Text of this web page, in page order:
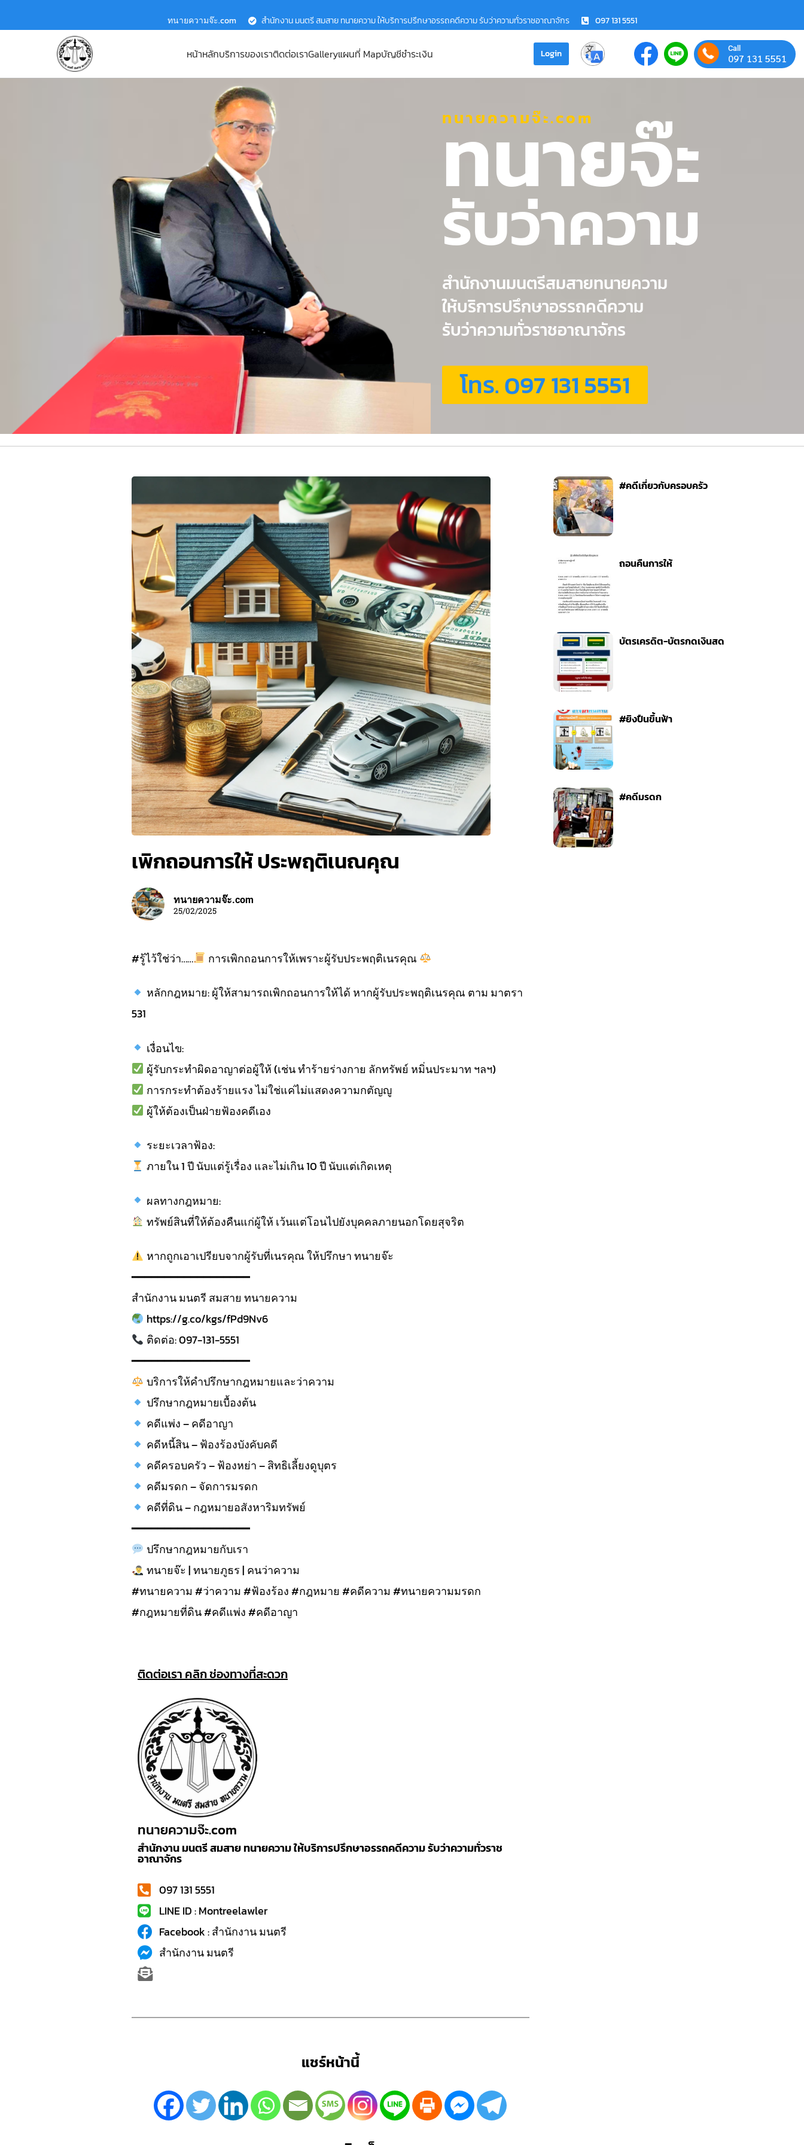
ทนายความจ๊ะ.com สำนักงาน มนตรี สมสาย ทนายความ ให้บริการปรึกษาอรรถคดีความ รับว่าความทั่วราชอาณาจักร 097 131 5551
หน้าหลักบริการของเราติดต่อเราGalleryแผนที่ Mapบัญชีชำระเงิน Login Call
097 131 5551
ทนายความจ๊ะ.com
ทนายจ๊ะ
รับว่าความ
สำนักงานมนตรีสมสายทนายความ
ให้บริการปรึกษาอรรถคดีความ
รับว่าความทั่วราชอาณาจักร
โทร. 097 131 5551
เพิกถอนการให้ ประพฤติเนณคุณ
ทนายความจ๊ะ.com
25/02/2025
#รู้ไว้ใช่ว่า…… การเพิกถอนการให้เพราะผู้รับประพฤติเนรคุณ
หลักกฎหมาย: ผู้ให้สามารถเพิกถอนการให้ได้ หากผู้รับประพฤติเนรคุณ ตาม มาตรา
531
เงื่อนไข:
ผู้รับกระทำผิดอาญาต่อผู้ให้ (เช่น ทำร้ายร่างกาย ลักทรัพย์ หมิ่นประมาท ฯลฯ)
การกระทำต้องร้ายแรง ไม่ใช่แค่ไม่แสดงความกตัญญู
ผู้ให้ต้องเป็นฝ่ายฟ้องคดีเอง
ระยะเวลาฟ้อง:
ภายใน 1 ปี นับแต่รู้เรื่อง และไม่เกิน 10 ปี นับแต่เกิดเหตุ
ผลทางกฎหมาย:
ทรัพย์สินที่ให้ต้องคืนแก่ผู้ให้ เว้นแต่โอนไปยังบุคคลภายนอกโดยสุจริต
หากถูกเอาเปรียบจากผู้รับที่เนรคุณ ให้ปรึกษา ทนายจ๊ะ
━━━━━━━━━━━━━━━━━━
สำนักงาน มนตรี สมสาย ทนายความ
https://g.co/kgs/fPd9Nv6
ติดต่อ: 097-131-5551
━━━━━━━━━━━━━━━━━━
บริการให้คำปรึกษากฎหมายและว่าความ
ปรึกษากฎหมายเบื้องต้น
คดีแพ่ง – คดีอาญา
คดีหนี้สิน – ฟ้องร้องบังคับคดี
คดีครอบครัว – ฟ้องหย่า – สิทธิเลี้ยงดูบุตร
คดีมรดก – จัดการมรดก
คดีที่ดิน – กฎหมายอสังหาริมทรัพย์
━━━━━━━━━━━━━━━━━━
ปรึกษากฎหมายกับเรา
ทนายจ๊ะ | ทนายภูธร | คนว่าความ
#ทนายความ #ว่าความ #ฟ้องร้อง #กฎหมาย #คดีความ #ทนายความมรดก
#กฎหมายที่ดิน #คดีแพ่ง #คดีอาญา
ติดต่อเรา คลิก ช่องทางที่สะดวก
ทนายความจ๊ะ.com
สำนักงาน มนตรี สมสาย ทนายความ ให้บริการปรึกษาอรรถคดีความ รับว่าความทั่วราช
อาณาจักร
097 131 5551
LINE ID : Montreelawler
Facebook : สำนักงาน มนตรี
สำนักงาน มนตรี
แชร์หน้านี้
#คดีเกี่ยวกับครอบครัว
ถอนคืนการให้
บัตรเครดิต-บัตรกดเงินสด
#ยิงปืนขึ้นฟ้า
#คดีมรดก